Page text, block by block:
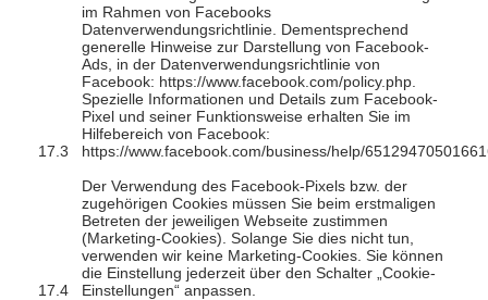
im Rahmen von Facebooks
Datenverwendungsrichtlinie. Dementsprechend
generelle Hinweise zur Darstellung von Facebook-
Ads, in der Datenverwendungsrichtlinie von
Facebook: https://www.facebook.com/policy.php.
Spezielle Informationen und Details zum Facebook-
Pixel und seiner Funktionsweise erhalten Sie im
Hilfebereich von Facebook:
https://www.facebook.com/business/help/
Der Verwendung des Facebook-Pixels bzw. der
zugehörigen Cookies müssen Sie beim erstmaligen
Betreten der jeweiligen Webseite zustimmen
(Marketing-Cookies). Solange Sie dies nicht tun,
verwenden wir keine Marketing-Cookies. Sie können
die Einstellung jederzeit über den Schalter „Cookie-
Einstellungen“ anpassen.